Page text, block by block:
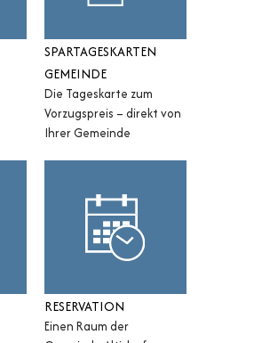
SPARTAGESKARTEN
GEMEINDE
Die Tageskarte zum
Vorzugspreis – direkt von
Ihrer Gemeinde
RESERVATION
Einen Raum der